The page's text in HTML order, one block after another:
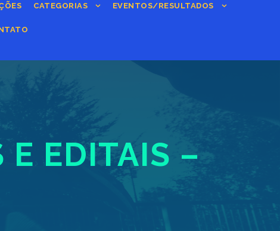
CATEGORIAS EVENTOS/RESULTADOS
E EDITAIS –